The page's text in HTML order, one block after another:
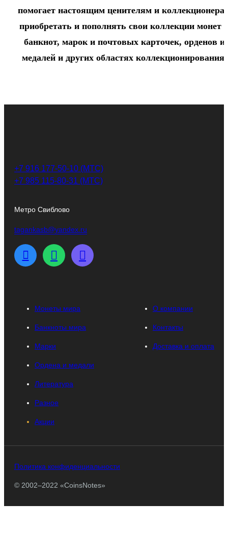
помогает настоящим ценителям и
приобретать и пополнять свои коллекции монет
банкнот, марок и почтовых карточек, орденов и
медалей и других областях коллекционирования.
+7 916 177-50-10 (МТС)
+7 985 115-80-31 (МТС)
Метро Свиблово
tagankasb@yandex.ru
Монеты мира
Банкноты мира
Марки
Ордена и медали
Литература
Разное
Акции
О компании
Контакты
Доставка и оплата
© 2002–2022 «CoinsNotes»
Политика конфиденциальности